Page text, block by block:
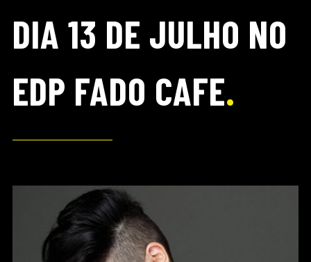
DIA 13 DE JULHO NO
EDP FADO CAFE